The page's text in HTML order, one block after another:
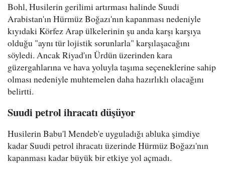
Bohl, Husilerin gerilimi artırması halinde Suudi
Arabistan'ın Hürmüz Boğazı'nın kapanması nedeniyle
kıyıdaki Körfez Arap ülkelerinin şu anda karşı karşıya
olduğu "aynı tür lojistik sorunlarla" karşılaşacağını
söyledi. Ancak Riyad'ın Ürdün üzerinden kara
güzergahlarına ve hava yoluyla taşıma seçeneklerine sahip
olması nedeniyle muhtemelen daha hazırlıklı olacağını
belirtti.
Suudi petrol ihracatı düşüyor
Husilerin Babu'l Mendeb'e uyguladığı abluka şimdiye
kadar Suudi petrol ihracatı üzerinde Hürmüz Boğazı'nın
kapanması kadar büyük bir etkiye yol açmadı.